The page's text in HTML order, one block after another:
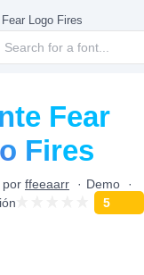
Fear Logo Fires
Fear
Fires
por ffeeaarr
Demo
5